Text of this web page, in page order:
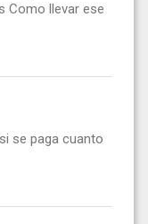
Como llevar ese
se paga cuanto